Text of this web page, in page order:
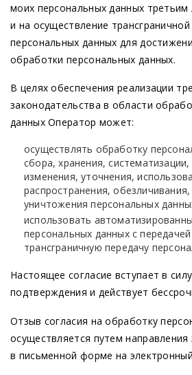
моих персональных данных третьим
и на осуществление
персональных данных для
обработки персональных данных.
В целях обеспечения реализации
законодательства в области
данных Оператор может:
осуществлять обработку
сбора, хранения,
изменения, уточнения,
распространения,
уничтожения персональных
использовать
персональных данных с
трансграничную передачу
Настоящее согласие вступает в
подтверждения и действует
Отзыв согласия на обработку
осуществляется путем направления
в письменной форме на